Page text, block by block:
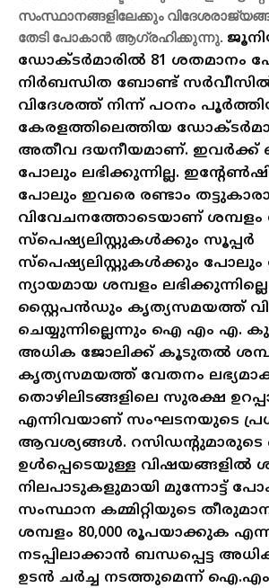
സംസ്ഥാനങ്ങളിലേക്കും
തേടി പോകാൻ ആഗ്രഹിക്കുന്നു.
ഡോക്ടർമാരിൽ 81 ശതമാനം
നിർബന്ധിത ബോണ്ട് സർവീസിൽ
വിദേശത്ത് നിന്ന് പഠനം
കേരളത്തിലെത്തിയ
അതീവ ദയനീയമാണ്. ഇവർക്ക്
പോലും ലഭിക്കുന്നില്ല.
പോലും ഇവരെ രണ്ടാം
വിവേചനത്തോടെയാണ്
സ്പെഷ്യലിസ്റ്റുകൾക്കും സൂപ്പർ
സ്പെഷ്യലിസ്റ്റുകൾക്കും പോലും
ന്യായമായ ശമ്പളം
സ്റ്റൈപൻഡും കൃത്യസമയത്ത്
ചെയ്യുന്നില്ലെന്നും ഐ എം എ.
അധിക ജോലിക്ക് കൂടുതൽ
കൃത്യസമയത്ത് വേതനം
തൊഴിലിടങ്ങളിലെ സുരക്ഷ
എന്നിവയാണ് സംഘടനയുടെ
ആവശ്യങ്ങൾ.
ഉൾപ്പെടെയുള്ള വിഷയങ്ങളിൽ
നിലപാടുകളുമായി മുന്നോട്ട്
സംസ്ഥാന കമ്മിറ്റിയുടെ
ശമ്പളം 80,000 രൂപയാക്കുക
നടപ്പിലാക്കാൻ ബന്ധപ്പെട്ട
ഉടൻ ചർച്ച നടത്തുമെന്ന്